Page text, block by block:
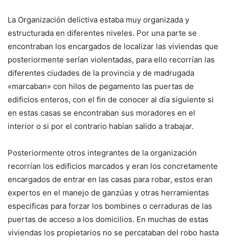
La Organización delictiva estaba muy organizada y
estructurada en diferentes niveles. Por una parte se
encontraban los encargados de localizar las viviendas que
posteriormente serían violentadas, para ello recorrían las
diferentes ciudades de la provincia y de madrugada
«marcaban» con hilos de pegamento las puertas de
edificios enteros, con el fin de conocer al día siguiente si
en estas casas se encontraban sus moradores en el
interior o si por el contrario habían salido a trabajar.
Posteriormente otros integrantes de la organización
recorrían los edificios marcados y eran los concretamente
encargados de entrar en las casas para robar, estos eran
expertos en el manejo de ganzúas y otras herramientas
especificas para forzar los bombines o cerraduras de las
puertas de acceso a los domicilios. En muchas de estas
viviendas los propietarios no se percataban del robo hasta